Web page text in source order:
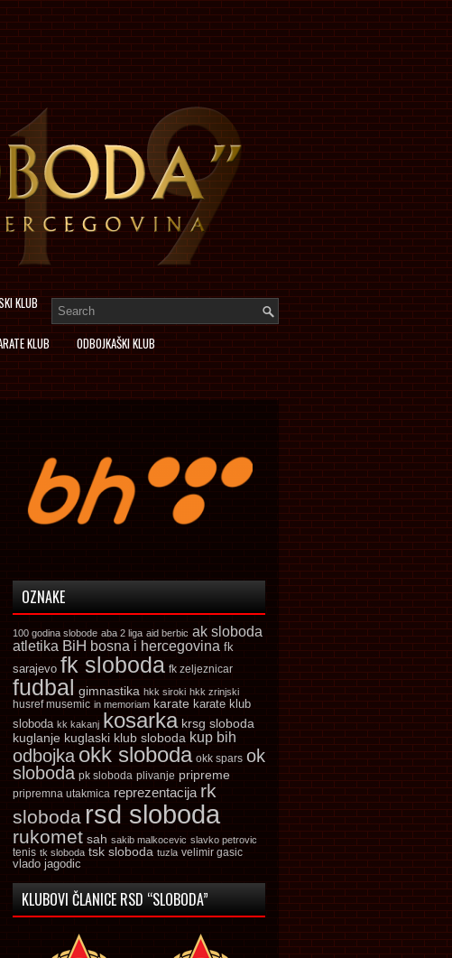
KLUB
KLUB ODBOJKAŠKI KLUB
OZNAKE
100 godina slobode aba 2 liga aid berbic ak sloboda
atletika BiH bosna i hercegovina fk
sarajevo fk sloboda fk zeljeznicar
fudbal gimnastika hkk siroki hkk zrinjski
husref musemic in memoriam karate karate klub
sloboda kk kakanj kosarka krsg sloboda
kuglanje kuglaski klub sloboda kup bih
odbojka okk sloboda okk spars ok
sloboda pk sloboda plivanje pripreme
pripremna utakmica reprezentacija rk
sloboda rsd sloboda
rukomet sah sakib malkocevic slavko petrovic
tenis tk sloboda tsk sloboda tuzla velimir gasic
vlado jagodic
KLUBOVI ČLANICE RSD “SLOBODA”